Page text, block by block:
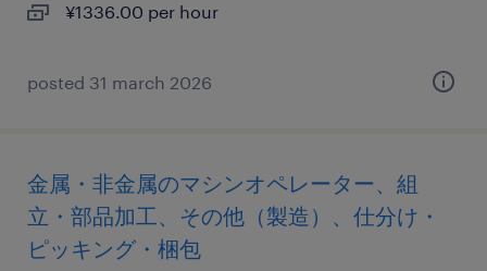
¥1336.00 per hour
posted 31 march 2026
金属・非金属のマシンオペレーター、組
立・部品加工、その他（製造）、仕分け・
ピッキング・梱包